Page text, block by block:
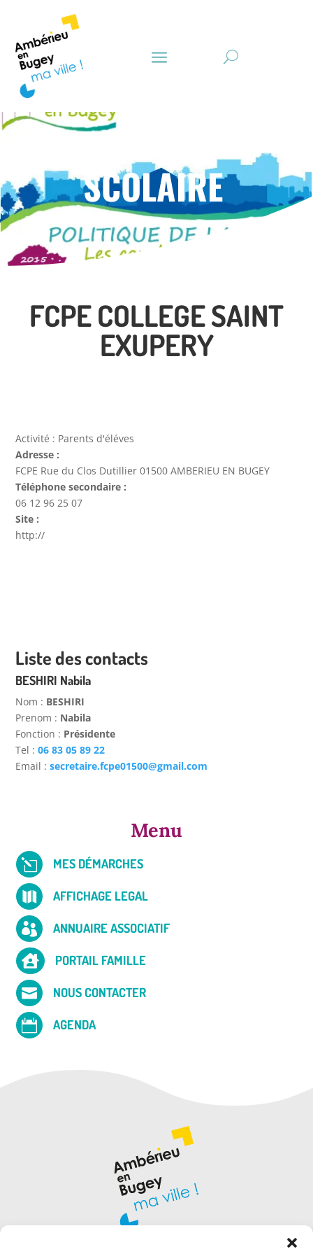
SCOLAIRE
FCPE COLLEGE SAINT
EXUPERY
Activité : Parents d'éléves
Adresse :
FCPE Rue du Clos Dutillier 01500 AMBERIEU EN BUGEY
Téléphone secondaire :
06 12 96 25 07
Site :
http://
Liste des contacts
BESHIRI Nabila
nom : BESHIRI
prenom : Nabila
fonction : Présidente
tel :06 83 05 89 22
email :secretaire.fcpe01500@gmail.com
Menu
l MES DÉMARCHES
 AFFICHAGE LEGAL
 ANNUAIRE ASSOCIATIF
 PORTAIL FAMILLE
 NOUS CONTACTER
 AGENDA